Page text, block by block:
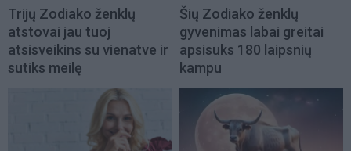
Trijų Zodiako ženklų
atstovai jau tuoj
atsisveikins su vienatve ir
sutiks meilę
Šių Zodiako ženklų
gyvenimas labai greitai
apsisuks 180 laipsnių
kampu